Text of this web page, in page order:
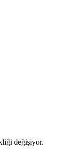
değişiyor.